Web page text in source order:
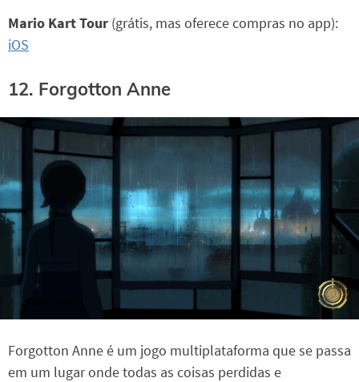
Mario Kart Tour (grátis, mas oferece compras no app):
iOS
12. Forgotton Anne
Forgotton Anne é um jogo multiplataforma que se passa
em um lugar onde todas as coisas perdidas e